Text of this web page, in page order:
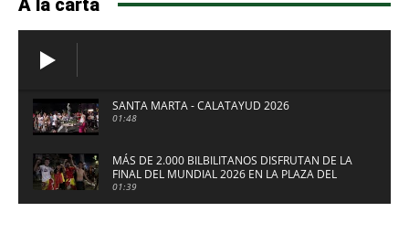
SANTA MARTA - CALATAYUD 2026
01:48
MÁS DE 2.000 BILBILITANOS DISFRUTAN DE LA
FINAL DEL MUNDIAL 2026 EN LA PLAZA DEL
FUERTE DE CALATAYUD
01:39